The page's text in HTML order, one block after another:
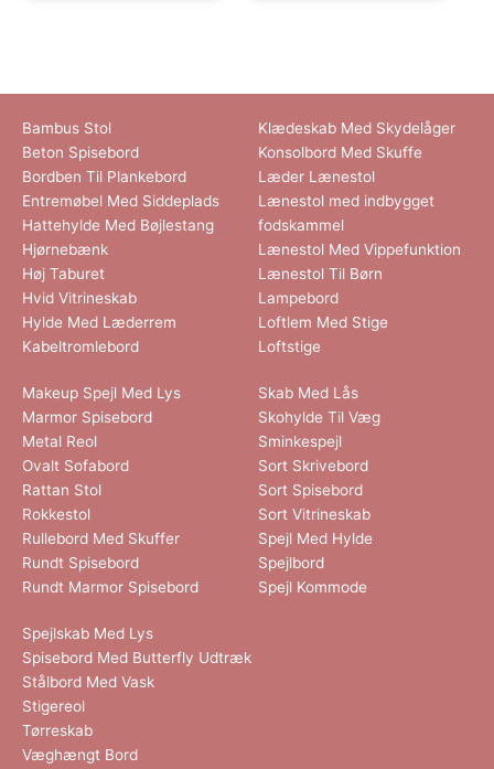
Bambus Stol
Beton Spisebord
Bordben Til Plankebord
Entremøbel Med Siddeplads
Hattehylde Med Bøjlestang
Hjørnebænk
Høj Taburet
Hvid Vitrineskab
Hylde Med Læderrem
Kabeltromlebord
Klædeskab Med Skydelåger
Konsolbord Med Skuffe
Læder Lænestol
Lænestol med indbygget
fodskammel
Lænestol Med Vippefunktion
Lænestol Til Børn
Lampebord
Loftlem Med Stige
Loftstige
Makeup Spejl Med Lys
Marmor Spisebord
Metal Reol
Ovalt Sofabord
Rattan Stol
Rokkestol
Rullebord Med Skuffer
Rundt Spisebord
Rundt Marmor Spisebord
Skab Med Lås
Skohylde Til Væg
Sminkespejl
Sort Skrivebord
Sort Spisebord
Sort Vitrineskab
Spejl Med Hylde
Spejlbord
Spejl Kommode
Spejlskab Med Lys
Spisebord Med Butterfly Udtræk
Stålbord Med Vask
Stigereol
Tørreskab
Væghængt Bord